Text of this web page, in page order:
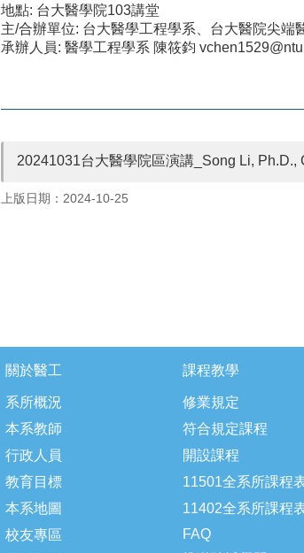
地點: 台大醫學院103講堂
主/合辦單位: 台大醫學工程學系、台大醫院尖
承辦人員: 醫學工程學系 陳筱鈞
20241031台大醫學院區演講_Song Li, Ph.D.,
上版日期：2024-10-25
關於醫工
系所概況
本系教師
行政人員
教育目標
本系地圖
校友專區
課程教學
修業規定
符合規定課程
開設課程
11501全系所課程
11402全系所課程
FAQ